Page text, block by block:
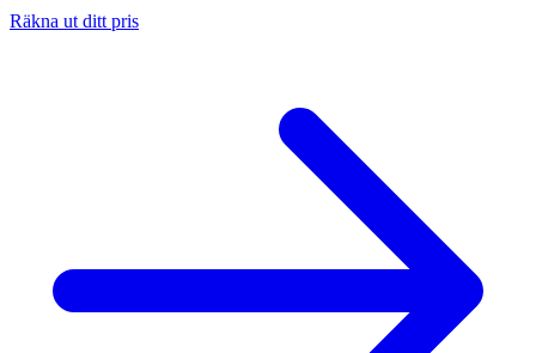
Räkna ut ditt pris